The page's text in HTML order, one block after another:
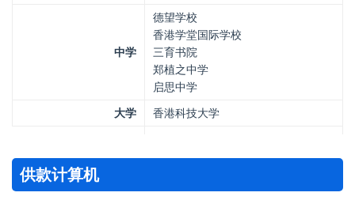
中学
德望学校
香港学堂国际学校
三育书院
郑植之中学
启思中学
大学
香港科技大学
供款计算机